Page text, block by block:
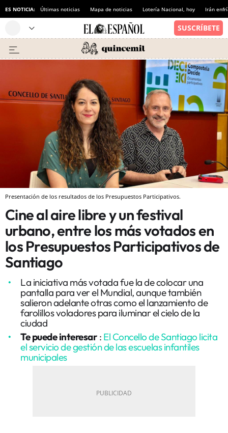
ES NOTICIA: Últimas noticias Mapa de noticias Lotería Nacional, hoy Irán
Presentación de los resultados de los Presupuestos Participativos.
Cine al aire libre y un festival
urbano, entre los más votados en
los Presupuestos Participativos de
Santiago
La iniciativa más votada fue la de colocar una
pantalla para ver el Mundial, aunque también
salieron adelante otras como el lanzamiento de
farolillos voladores para iluminar el cielo de la
ciudad
Te puede interesar : El Concello de Santiago licita
el servicio de gestión de las escuelas infantiles
municipales